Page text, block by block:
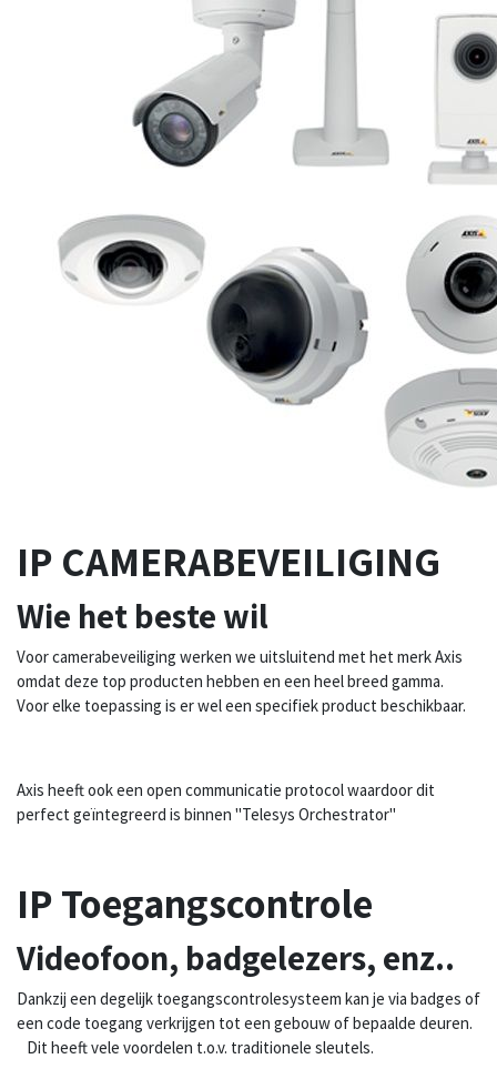
IP CAMERABEVEILIGING
Wie het beste wil
Voor camerabeveiliging werken we uitsluitend met het merk Axis
omdat deze top producten hebben en een heel breed gamma.
Voor elke toepassing is er wel een specifiek product beschikbaar.
Axis heeft ook een open communicatie protocol waardoor dit
perfect geïntegreerd is binnen "Telesys Orchestrator"
IP Toegangscontrole
Videofoon, badgelezers, enz..
Dankzij een degelijk toegangscontrolesysteem kan je via badges of
een code toegang verkrijgen tot een gebouw of bepaalde deuren.
Dit heeft vele voordelen t.o.v. traditionele sleutels.